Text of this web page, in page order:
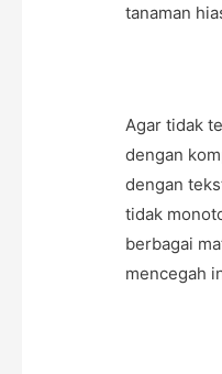
tanaman
Agar tidak
dengan
dengan
tidak
berbagai
mencegah